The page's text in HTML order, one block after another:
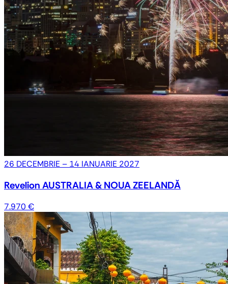
26 DECEMBRIE – 14 IANUARIE 2027
Revelion AUSTRALIA & NOUA ZEELANDĂ
7.970 €